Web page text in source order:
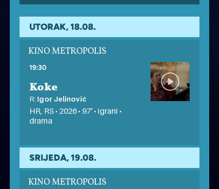
UTORAK, 18.08.
KINO METROPOLIS
19:30
Koke
R: Igor Jelinović
HR, RS • 2026 • 97' • igrani •
drama
SRIJEDA, 19.08.
KINO METROPOLIS